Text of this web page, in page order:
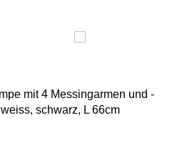
mit 4 Messingarmen und -
schwarz, L 66cm